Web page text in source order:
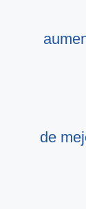
de